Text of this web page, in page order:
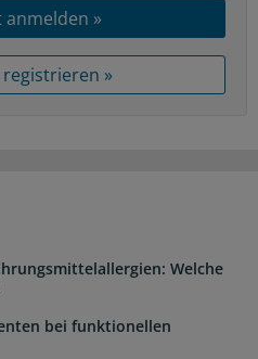
anmelden »
»
Welche
bei funktionellen